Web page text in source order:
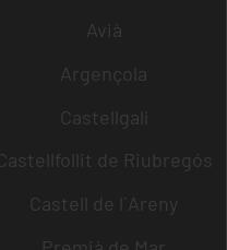
Avià
Argençola
Castellgalí
Castellfollit de Riubregós
Castell de l´Areny